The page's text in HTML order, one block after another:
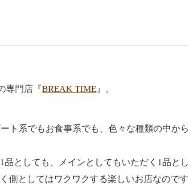
専門店『BREAK TIME 』。
ト系でもお食事系でも、色々な種類の中か
としても、メインとしてもいただく1品と
側としてはワクワクする楽しいお店なのです